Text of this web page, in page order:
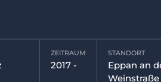
&
ZEITRAUM
2017 -
STANDORT
Eppan an
Weinstraße